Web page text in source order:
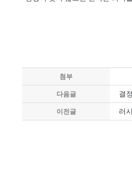
첨부
다음글 결
이전글 러